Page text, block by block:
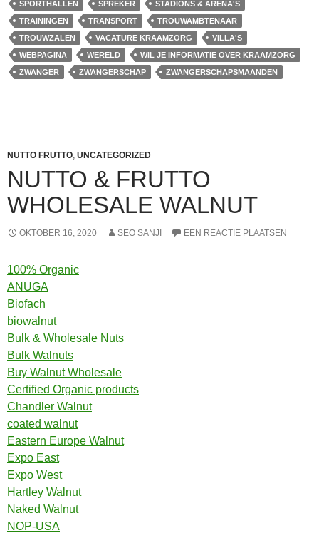
SPORTHALLEN
SPREKER
STADIONS & ARENA'S
TRAININGEN
TRANSPORT
TROUWAMBTENAAR
TROUWZALEN
VACATURE KRAAMZORG
VILLA'S
WEBPAGINA
WERELD
WIL JE INFORMATIE OVER KRAAMZORG
ZWANGER
ZWANGERSCHAP ZWANGERSCHAPSMAANDEN
NUTTO FRUTTO, UNCATEGORIZED
NUTTO & FRUTTO
WHOLESALE WALNUT
OKTOBER 16, 2020 SEO SANJI EEN REACTIE PLAATSEN
100% Organic
ANUGA
Biofach
biowalnut
Bulk & Wholesale Nuts
Bulk Walnuts
Buy Walnut Wholesale
Certified Organic products
Chandler Walnut
coated walnut
Eastern Europe Walnut
Expo East
Expo West
Hartley Walnut
Naked Walnut
NOP-USA